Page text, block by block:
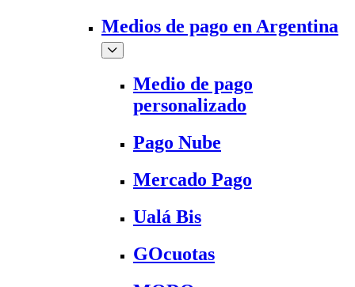
Medios de pago en Argentina
Medio de pago
personalizado
Pago Nube
Mercado Pago
Ualá Bis
GOcuotas